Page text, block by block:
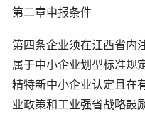
第二章申报条件
第四条企业须在江西省内
属于中小企业划型标准规
精特新中小企业认定且在
业政策和工业强省战略鼓